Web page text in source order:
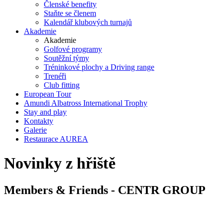
Členské benefity
Staňte se členem
Kalendář klubových turnajů
Akademie
Akademie
Golfové programy
Soutěžní týmy
Tréninkové plochy a Driving range
Trenéři
Club fitting
European Tour
Amundi Albatross International Trophy
Stay and play
Kontakty
Galerie
Restaurace AUREA
Novinky z hřiště
Members & Friends - CENTR GROUP